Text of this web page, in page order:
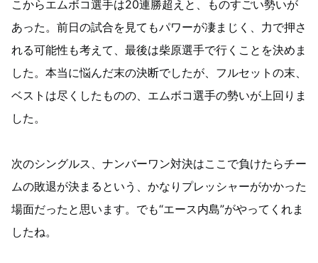
こからエムボコ選手は20連勝超えと、ものすごい勢いが
あった。前日の試合を見てもパワーが凄まじく、力で押さ
れる可能性も考えて、最後は柴原選手で行くことを決めま
した。本当に悩んだ末の決断でしたが、フルセットの末、
ベストは尽くしたものの、エムボコ選手の勢いが上回りま
した。
次のシングルス、ナンバーワン対決はここで負けたらチー
ムの敗退が決まるという、かなりプレッシャーがかかった
場面だったと思います。でも“エース内島”がやってくれま
したね。